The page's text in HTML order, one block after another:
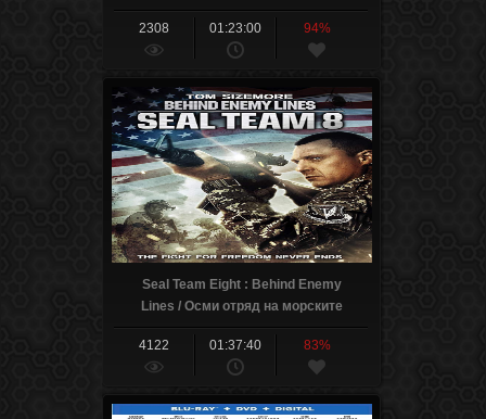
2308 01:23:00 94%
Seal Team Eight : Behind Enemy
Lines / Осми отряд на морските
тюлени : В тила на врага (2014)
4122
01:37:40 83%